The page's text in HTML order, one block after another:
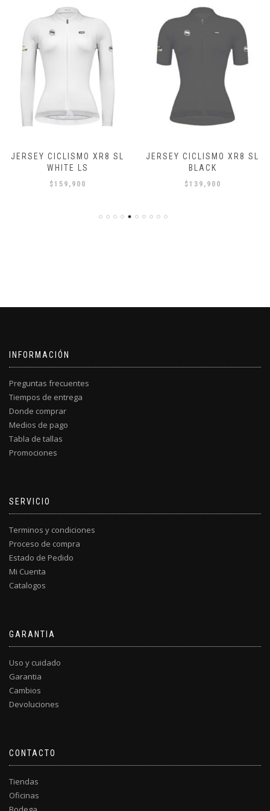
JERSEY CICLISMO XR8 SL
WHITE LS
$159,900
JERSEY CICLISMO XR8 SL
BLACK
$139,900
INFORMACIÓN
Preguntas frecuentes
Tiempos de entrega
Donde comprar
Medios de pago
Tabla de tallas
Promociones
SERVICIO
Terminos y condiciones
Proceso de compra
Estado de Pedido
Mi Cuenta
Catalogos
GARANTIA
Uso y cuidado
Garantia
Cambios
Devoluciones
CONTACTO
Tiendas
Oficinas